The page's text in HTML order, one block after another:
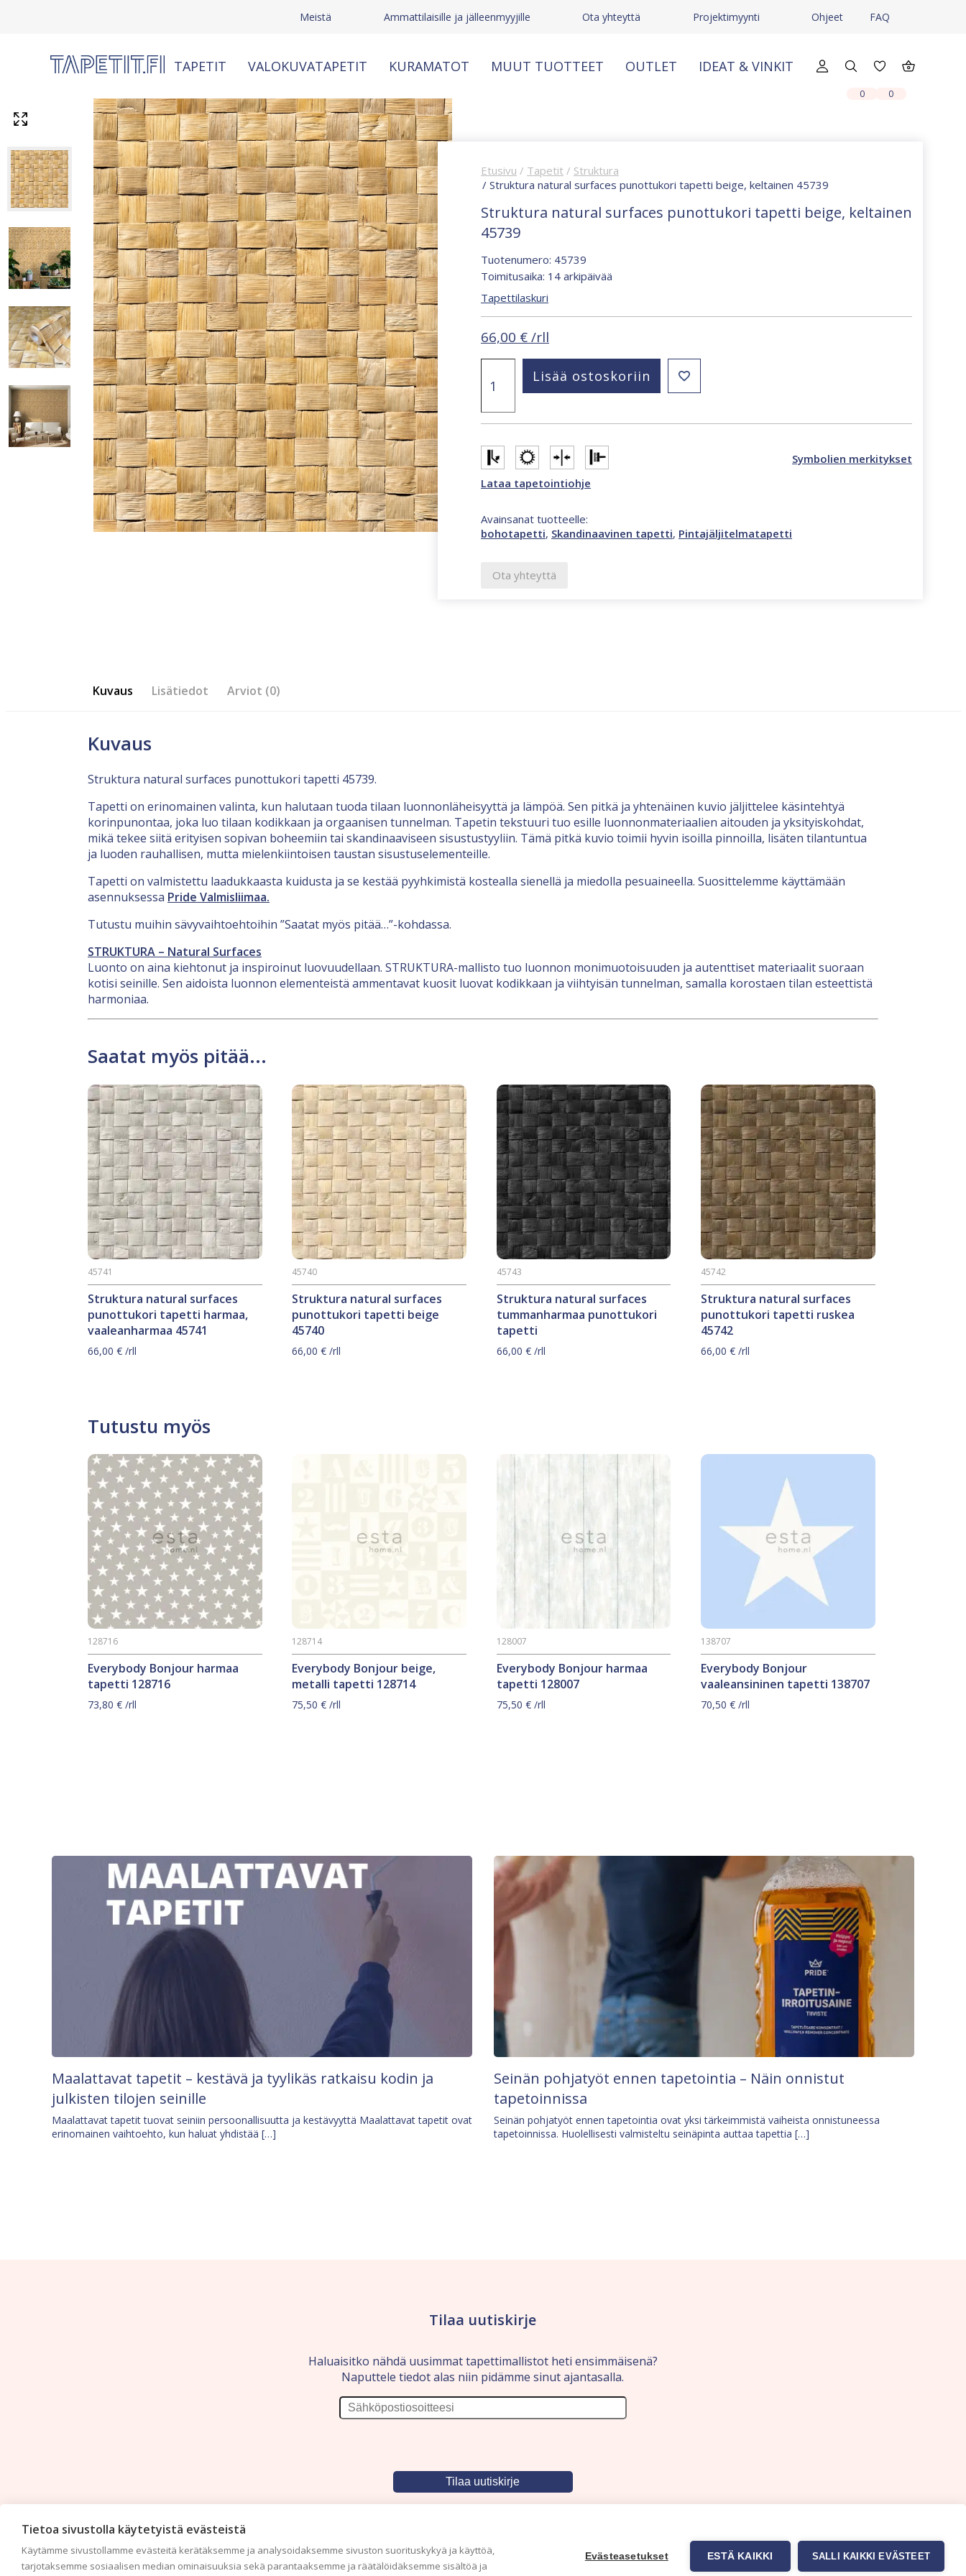
Tietoa sivustolla käytetyistä evästeistä
Käytämme sivustollamme evästeitä kerätäksemme ja analysoidaksemme sivuston suorituskykyä ja käyttöä,
tarjotaksemme sosiaalisen median ominaisuuksia sekä parantaaksemme ja räätälöidäksemme sisältöä ja
Evästeasetukset ESTÄ KAIKKI SALLI KAIKKI EVÄSTEET
Meistä Ammattilaisille ja jälleenmyyjille Ota yhteyttä Projektimyynti Ohjeet FAQ
TAPETIT VALOKUVATAPETIT KURAMATOT MUUT TUOTTEET OUTLET IDEAT & VINKIT
0 0
Etusivu / Tapetit / Struktura
/ Struktura natural surfaces punottukori tapetti beige, keltainen 45739
Struktura natural surfaces punottukori tapetti beige, keltainen
45739
Tuotenumero: 45739
Toimitusaika: 14 arkipäivää
Tapettilaskuri
66,00 € /rll
natural
surfaces
punottukori
tapetti
keltainen
45739
määrä
Lisää ostoskoriin
Symbolien merkitykset
Lataa tapetointiohje
Avainsanat tuotteelle:
bohotapetti, Skandinaavinen tapetti, Pintajäljitelmatapetti
Ota yhteyttä
Kuvaus Lisätiedot Arviot (0)
Kuvaus
Struktura natural surfaces punottukori tapetti 45739.
Tapetti on erinomainen valinta, kun halutaan tuoda tilaan luonnonläheisyyttä ja lämpöä. Sen pitkä ja yhtenäinen kuvio jäljittelee käsintehtyä
korinpunontaa, joka luo tilaan kodikkaan ja orgaanisen tunnelman. Tapetin tekstuuri tuo esille luonnonmateriaalien aitouden ja yksityiskohdat,
mikä tekee siitä erityisen sopivan boheemiin tai skandinaaviseen sisustustyyliin. Tämä pitkä kuvio toimii hyvin isoilla pinnoilla, lisäten tilantuntua
ja luoden rauhallisen, mutta mielenkiintoisen taustan sisustuselementeille.
Tapetti on valmistettu laadukkaasta kuidusta ja se kestää pyyhkimistä kostealla sienellä ja miedolla pesuaineella. Suosittelemme käyttämään
asennuksessa Pride Valmisliimaa.
Tutustu muihin sävyvaihtoehtoihin ”Saatat myös pitää…”-kohdassa.
STRUKTURA – Natural Surfaces
Luonto on aina kiehtonut ja inspiroinut luovuudellaan. STRUKTURA-mallisto tuo luonnon monimuotoisuuden ja autenttiset materiaalit suoraan
kotisi seinille. Sen aidoista luonnon elementeistä ammentavat kuosit luovat kodikkaan ja viihtyisän tunnelman, samalla korostaen tilan esteettistä
harmoniaa.
Saatat myös pitää...
Struktura natural surfaces
punottukori tapetti harmaa,
vaaleanharmaa 45741
45741
66,00 € /rll
Struktura natural surfaces
punottukori tapetti beige
45740
45740
66,00€ /rll
Struktura natural surfaces
tummanharmaa punottukori
tapetti
45743
66,00 €/rll
Struktura natural surfaces
punottukori tapetti ruskea
45742
45742
66,00€ /rll
Tutustu myös
Everybody Bonjour harmaa
tapetti 128716
128716
73,80 € /rll
Everybody Bonjour beige,
metalli tapetti 128714
128714
75,50€ /rll
Everybody Bonjour harmaa
tapetti 128007
128007
75,50 €/rll
Everybody Bonjour
vaaleansininen tapetti 138707
138707
70,50€ /rll
Maalattavat tapetit – kestävä ja tyylikäs ratkaisu kodin ja
julkisten tilojen seinille
Maalattavat tapetit tuovat seiniin persoonallisuutta ja kestävyyttä Maalattavat tapetit ovat
erinomainen vaihtoehto, kun haluat yhdistää […]
Seinän pohjatyöt ennen tapetointia – Näin onnistut
tapetoinnissa
Seinän pohjatyöt ennen tapetointia ovat yksi tärkeimmistä vaiheista onnistuneessa
tapetoinnissa. Huolellisesti valmisteltu seinäpinta auttaa tapettia […]
Tilaa uutiskirje
Haluaisitko nähdä uusimmat tapettimallistot heti ensimmäisenä?
Naputtele tiedot alas niin pidämme sinut ajantasalla.